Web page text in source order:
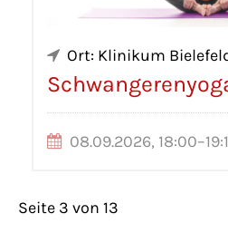
Ort: Klinikum
08.09.2026,
Seite 3 von 13